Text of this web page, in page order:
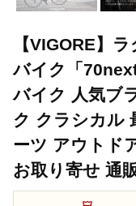
【VIGORE】
バイク「
バイク 人気ブ
ク クラシカル
ーツ アウトド
お取り寄せ 通